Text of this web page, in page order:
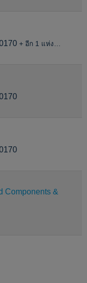
+ อีก 1 แห่ง…
Components &